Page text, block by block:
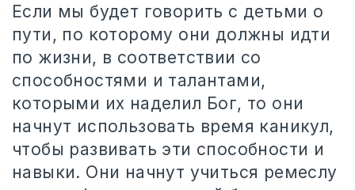
Если мы будет говорить с детьми о
пути, по которому они должны идти
по жизни, в соответствии со
способностями и талантами,
которыми их наделил Бог, то они
начнут использовать время каникул,
чтобы развивать эти способности и
навыки. Они начнут учиться ремеслу